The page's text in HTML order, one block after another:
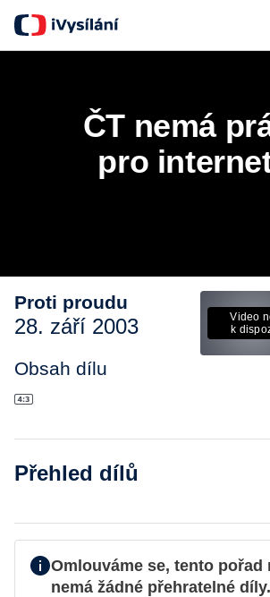
ČT nemá
pro
Proti proudu
28. září 2003
Obsah dílu
Video
k
Přehled dílů
Omlouváme se, tento pořad
nemá žádné přehratelné díly.